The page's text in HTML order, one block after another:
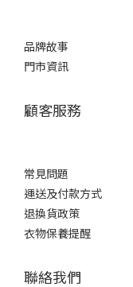
品牌故事
門市資訊
顧客服務
常見問題
運送及付款方式
退換貨政策
衣物保養提醒
聯絡我們